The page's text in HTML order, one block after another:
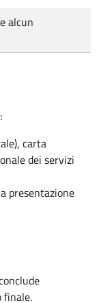
alcun
carta
dei servizi
presentazione
finale.